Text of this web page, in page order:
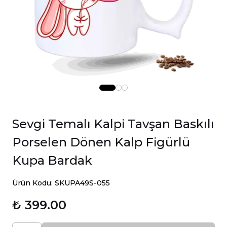
Sevgi Temalı Kalpi Tavşan Baskılı
Porselen Dönen Kalp Figürlü
Kupa Bardak
Ürün Kodu: SKUPA49S-055
₺ 399.00